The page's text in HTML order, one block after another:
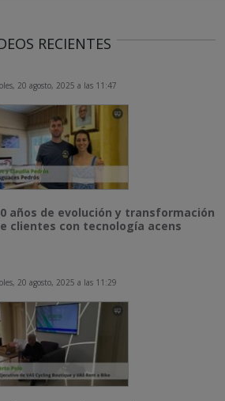
RECIENTES
20 agosto, 2025 a las 11:47
años de evolución y transformación
clientes con tecnología acens
20 agosto, 2025 a las 11:29